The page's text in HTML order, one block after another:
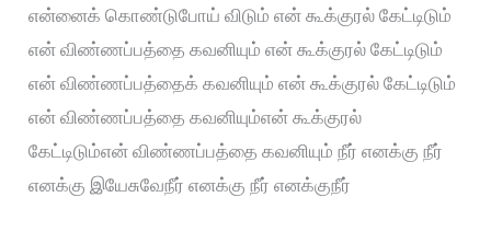
என்னைக் கொண்டுபோய் விடும் என் கூக்குரல் கேட்டிடும்
என் விண்ணப்பத்தை கவனியும் என் கூக்குரல் கேட்டிடும்
என் விண்ணப்பத்தைக் கவனியும் என் கூக்குரல் கேட்டிடும்
என் விண்ணப்பத்தை கவனியும்என் கூக்குரல்
கேட்டிடும்என் விண்ணப்பத்தை கவனியும் நீர் எனக்கு நீர்
எனக்கு இயேசுவேநீர் எனக்கு நீர் எனக்குநீர்